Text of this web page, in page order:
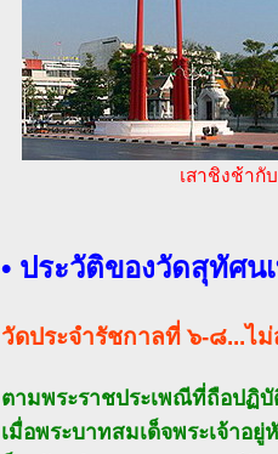
เสาชิงช้ากั
• ประวัติของวัดสุทัศน
วัดประจำรัชกาลที่ ๖-๘...ไม่
ตามพระราชประเพณีที่ถือปฏิ
เมื่อพระบาทสมเด็จพระเจ้าอ